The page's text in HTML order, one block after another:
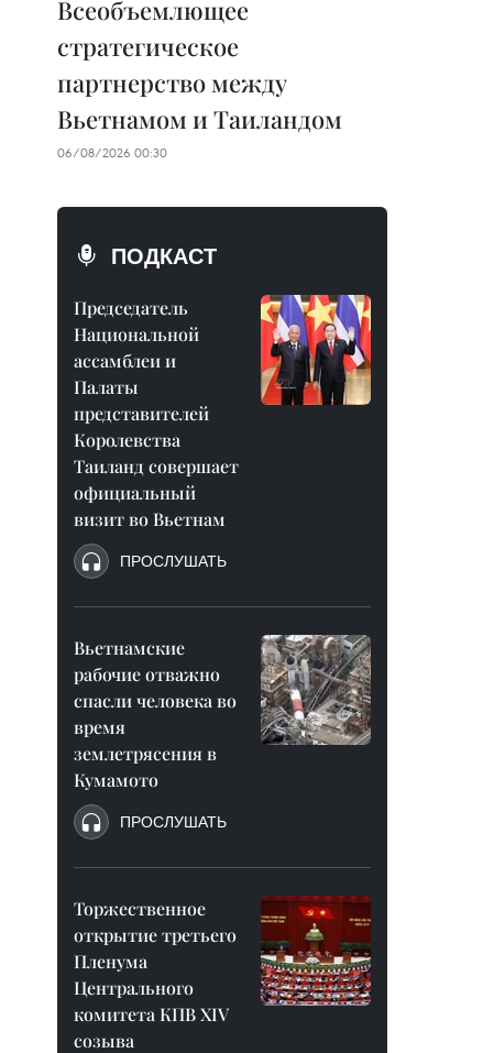
Всеобъемлющее
стратегическое
партнерство между
Вьетнамом и Таиландом
06/08/2026 00:30
ПОДКАСТ
Председатель
Национальной
ассамблеи и
Палаты
представителей
Королевства
Таиланд совершает
официальный
визит во Вьетнам
ПРОСЛУШАТЬ
Вьетнамские
рабочие отважно
спасли человека во
время
землетрясения в
Кумамото
ПРОСЛУШАТЬ
Торжественное
открытие третьего
Пленума
Центрального
комитета КПВ XIV
созыва